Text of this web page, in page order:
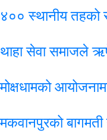
४०० स्थानीय तहको
थाहा सेवा समाजले
मोक्षधामको
मकवानपुरको